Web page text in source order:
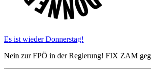
Es ist wieder Donnerstag!
Nein zur FPÖ in der Regierung! FIX ZAM